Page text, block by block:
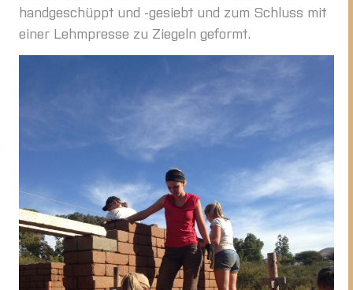
handgeschüppt und -gesiebt und zum Schluss mit
einer Lehmpresse zu Ziegeln geformt.